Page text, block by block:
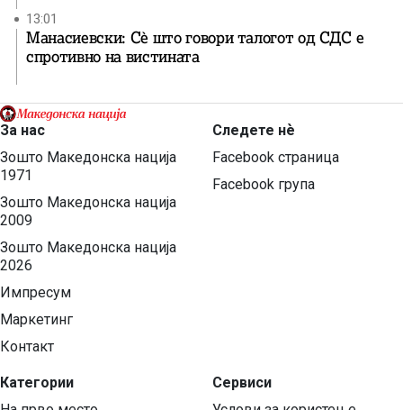
13:01
Манасиевски: Сè што говори талогот од СДС е
спротивно на вистината
За нас
Зошто Македонска нација
1971
Зошто Македонска нација
2009
Зошто Македонска нација
2026
Импресум
Маркетинг
Контакт
Категории
Следете нѐ
Facebook страница
Facebook група
Сервиси